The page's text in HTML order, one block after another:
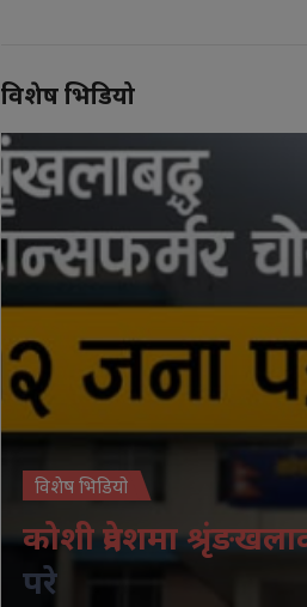
विशेष भिडियो
विशेष भिडियो
कोशी प्रदेशमा
परे